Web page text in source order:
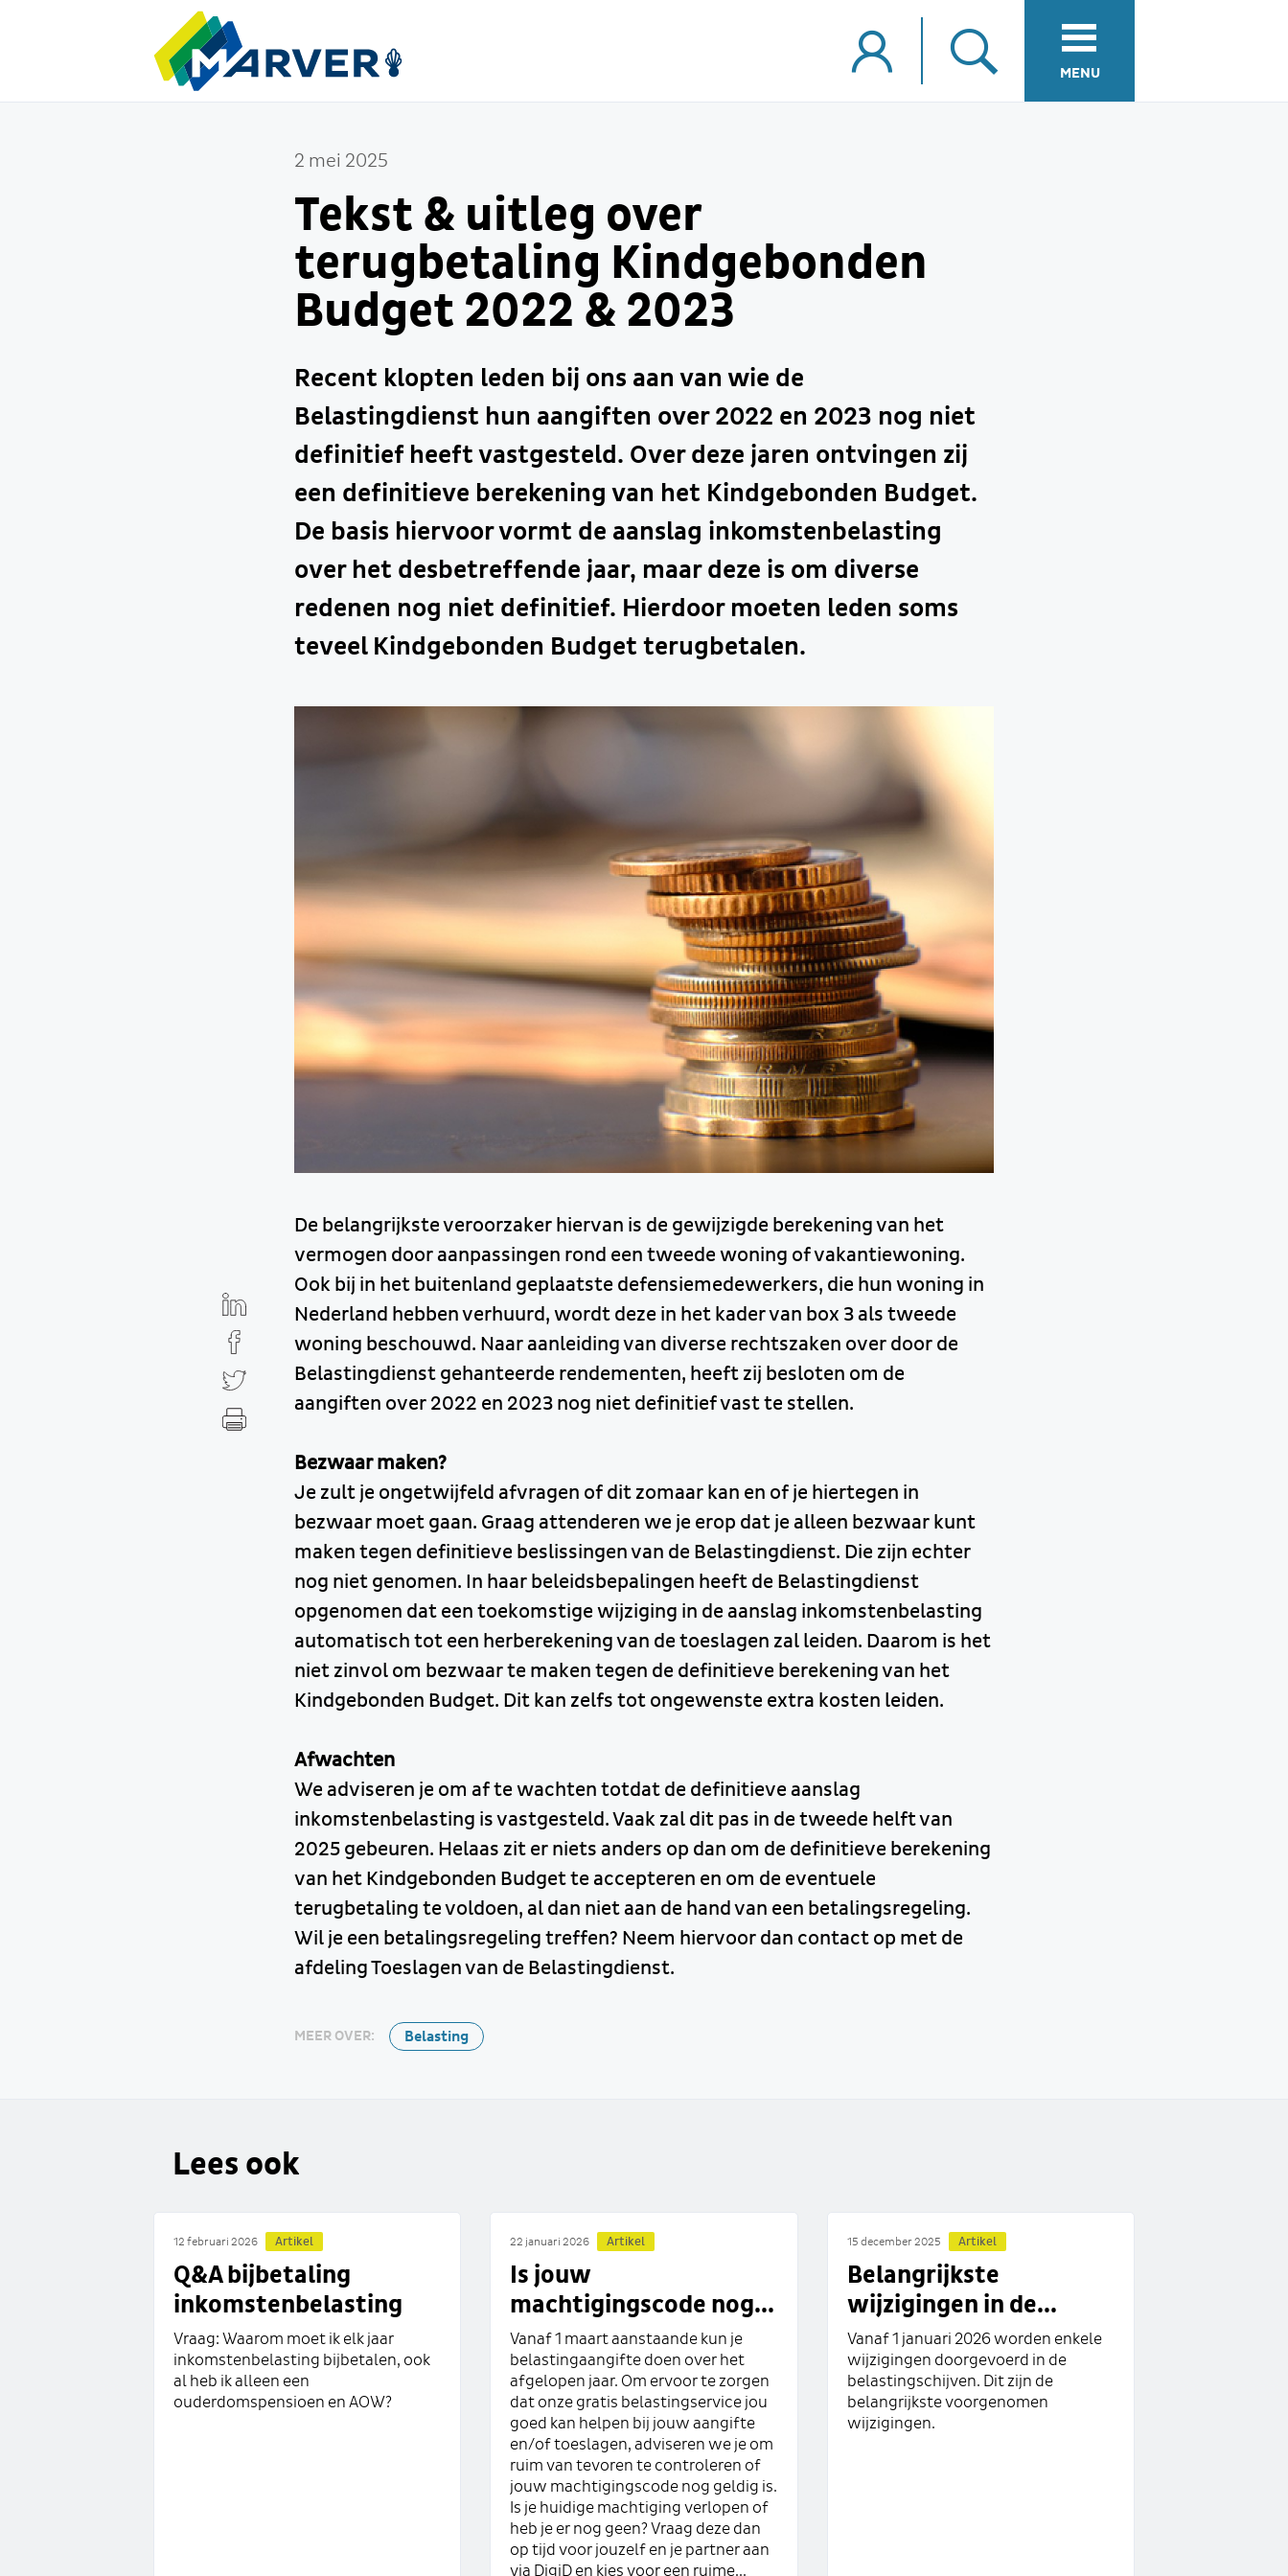
MENU
2 mei 2025
Tekst & uitleg over
terugbetaling Kindgebonden
Budget 2022 & 2023
Recent klopten leden bij ons aan van wie de
Belastingdienst hun aangiften over 2022 en 2023 nog niet
definitief heeft vastgesteld. Over deze jaren ontvingen zij
een definitieve berekening van het Kindgebonden Budget.
De basis hiervoor vormt de aanslag inkomstenbelasting
over het desbetreffende jaar, maar deze is om diverse
redenen nog niet definitief. Hierdoor moeten leden soms
teveel Kindgebonden Budget terugbetalen.
De belangrijkste veroorzaker hiervan is de gewijzigde berekening van het
vermogen door aanpassingen rond een tweede woning of vakantiewoning.
Ook bij in het buitenland geplaatste defensiemedewerkers, die hun woning in
Nederland hebben verhuurd, wordt deze in het kader van box 3 als tweede
woning beschouwd. Naar aanleiding van diverse rechtszaken over door de
Belastingdienst gehanteerde rendementen, heeft zij besloten om de
aangiften over 2022 en 2023 nog niet definitief vast te stellen.
Bezwaar maken?
Je zult je ongetwijfeld afvragen of dit zomaar kan en of je hiertegen in
bezwaar moet gaan. Graag attenderen we je erop dat je alleen bezwaar kunt
maken tegen definitieve beslissingen van de Belastingdienst. Die zijn echter
nog niet genomen. In haar beleidsbepalingen heeft de Belastingdienst
opgenomen dat een toekomstige wijziging in de aanslag inkomstenbelasting
automatisch tot een herberekening van de toeslagen zal leiden. Daarom is het
niet zinvol om bezwaar te maken tegen de definitieve berekening van het
Kindgebonden Budget. Dit kan zelfs tot ongewenste extra kosten leiden.
Afwachten
We adviseren je om af te wachten totdat de definitieve aanslag
inkomstenbelasting is vastgesteld. Vaak zal dit pas in de tweede helft van
2025 gebeuren. Helaas zit er niets anders op dan om de definitieve berekening
van het Kindgebonden Budget te accepteren en om de eventuele
terugbetaling te voldoen, al dan niet aan de hand van een betalingsregeling.
Wil je een betalingsregeling treffen? Neem hiervoor dan contact op met de
afdeling Toeslagen van de Belastingdienst.
MEER OVER: Belasting
Lees ook
12 februari 2026 Artikel
Q&A bijbetaling
inkomstenbelasting
Vraag: Waarom moet ik elk jaar
inkomstenbelasting bijbetalen, ook
al heb ik alleen een
ouderdomspensioen en AOW?
22 januari 2026 Artikel
Is jouw
machtigingscode nog...
Vanaf 1 maart aanstaande kun je
belastingaangifte doen over het
afgelopen jaar. Om ervoor te zorgen
dat onze gratis belastingservice jou
goed kan helpen bij jouw aangifte
en/of toeslagen, adviseren we je om
ruim van tevoren te controleren of
jouw machtigingscode nog geldig is.
Is je huidige machtiging verlopen of
heb je er nog geen? Vraag deze dan
op tijd voor jouzelf en je partner aan
via DigiD en kies voor een ruime...
15 december 2025 Artikel
Belangrijkste
wijzigingen in de...
Vanaf 1 januari 2026 worden enkele
wijzigingen doorgevoerd in de
belastingschijven. Dit zijn de
belangrijkste voorgenomen
wijzigingen.